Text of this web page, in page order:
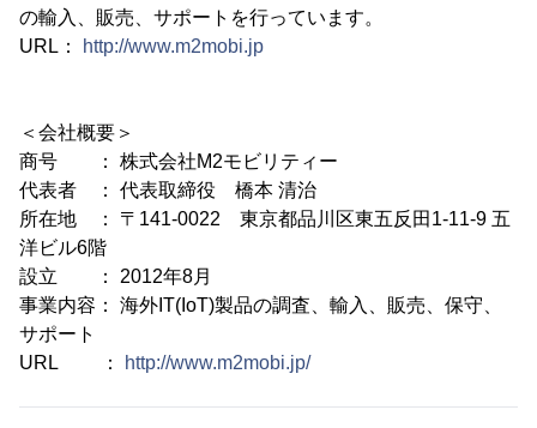
の輸入、販売、サポートを行っています。
URL：
http://www.m2mobi.jp
＜会社概要＞
商号 ： 株式会社M2モビリティー
代表者 ： 代表取締役 橋本 清治
所在地 ： 〒141-0022 東京都品川区東五反田1-11-9 五
洋ビル6階
設立 ： 2012年8月
事業内容： 海外IT(IoT)製品の調査、輸入、販売、保守、
サポート
URL ：
http://www.m2mobi.jp/